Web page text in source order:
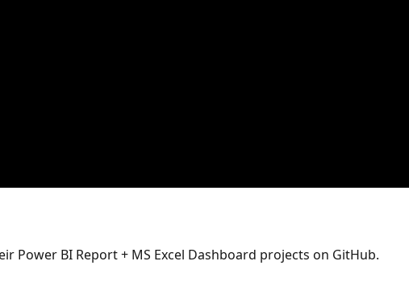
Power BI Report + MS Excel Dashboard projects on GitHub.